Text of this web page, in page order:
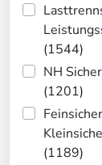
(1544)
NH
(1201)
(1189)